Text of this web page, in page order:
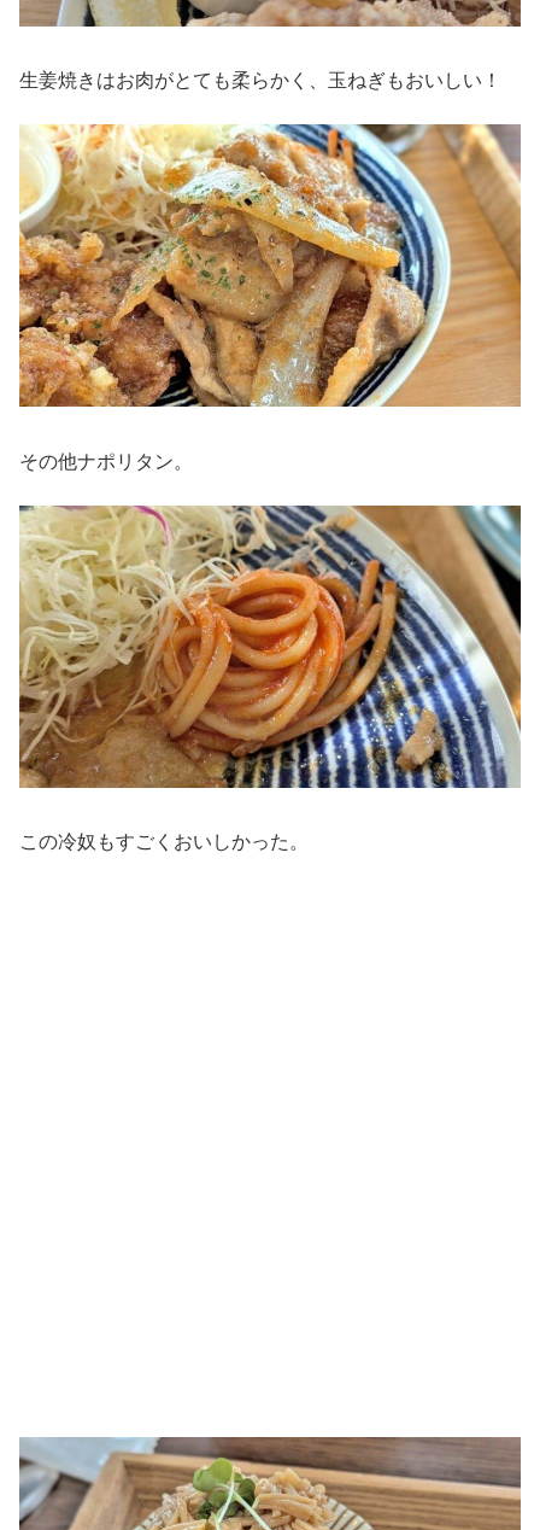
生姜焼きはお肉がとても柔らかく、玉ねぎもおいしい！
その他ナポリタン。
この冷奴もすごくおいしかった。